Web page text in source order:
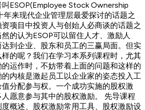
ESOP(Employee Stock Ownership
年来现代企业管理层最爱探讨的话题之
项目中投资人与创始人必商谈的话题之
的认为ESOP可以留住人才、激励人
到企业、股东和员工的三赢局面。但实
的呢？我们在学习本系列课程时，尤其
运作时，不妨带着上面的问题和这样的
内核是激起员工以企业家的姿态投入工
分配参与权。一个成功实施的股权激
愿意参与其中的股权激励。 先导课程
概述、股权激励常用工具、股权激励设